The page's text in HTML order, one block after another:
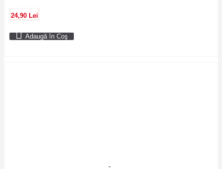
24,90 Lei
Adaugă în Coş